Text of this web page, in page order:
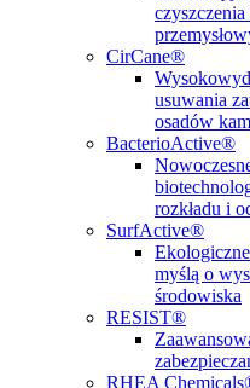
CirCane®
usuwania
osadów
BacterioActive®
rozkładu i
SurfActive®
myślą o
środowiska
RESIST®
RHEA